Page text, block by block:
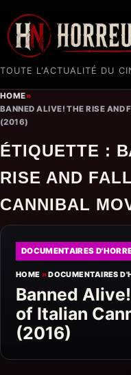
TOUTE L'ACTUALITÉ DU
HOME»
BANNED ALIVE! THE RISE AND
(2016)
ÉTIQUETTE :
RISE AND
CANNIBAL
DOCUMENTAIRES
HOME »DOCUMENTAIRES
Banned
of Italian
(2016)